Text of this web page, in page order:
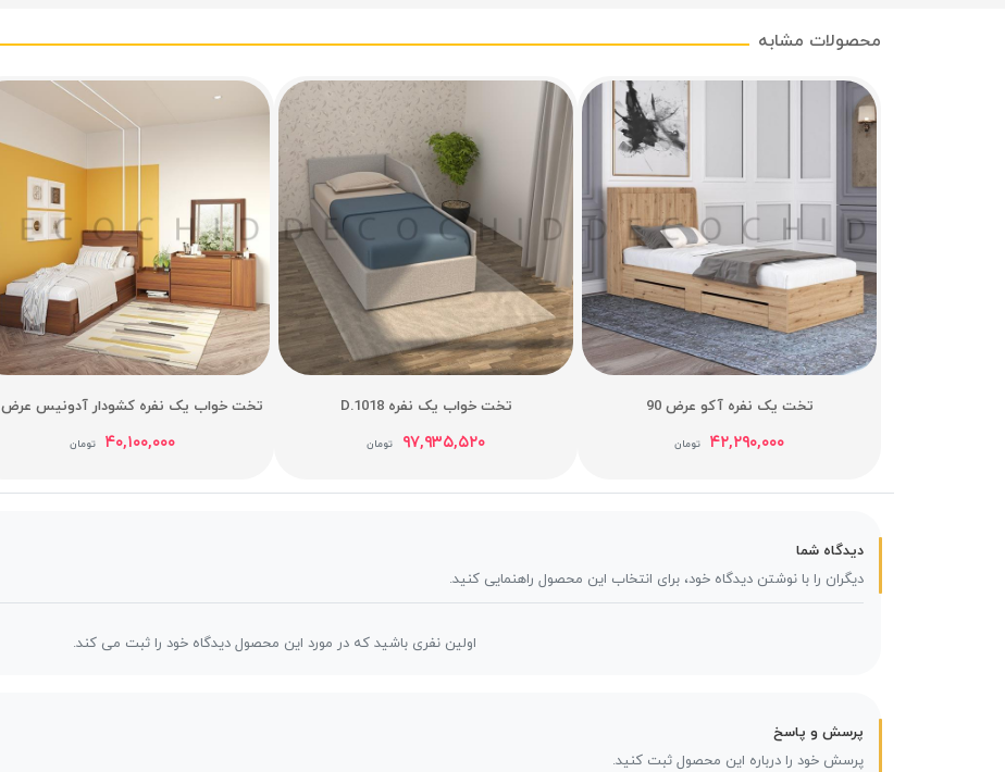
محصولات مشابه
تخت یک نفره آکو عرض 90
۴۲,۲۹۰,۰۰۰ تومان
تخت خواب یک نفره D.1018
۹۷,۹۳۵,۵۲۰ تومان
تخت خواب یک نفره کشودار آدونیس عرض 90
۴۰,۱۰۰,۰۰۰ تومان
دیدگاه شما
دیگران را با نوشتن دیدگاه خود، برای انتخاب این محصول راهنمایی کنید.
اولین نفری باشید که در مورد این محصول دیدگاه خود را ثبت می کند.
پرسش و پاسخ
پرسش خود را درباره این محصول ثبت کنید.